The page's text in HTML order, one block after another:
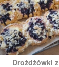
Drożdżówki z